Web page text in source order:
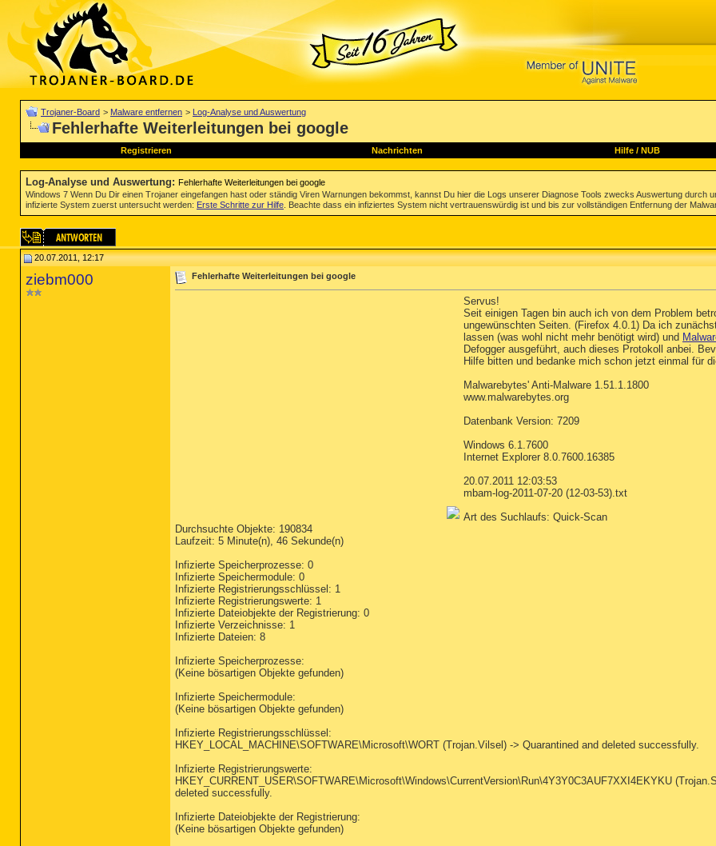
Trojaner-Board > Malware entfernen > Log-Analyse und Auswertung
Fehlerhafte Weiterleitungen bei google
Registrieren Nachrichten Hilfe/ NUB
Log-Analyse und Auswertung: Fehlerhafte Weiterleitungen bei google
Windows 7 Wenn Du Dir einen Trojaner eingefangen hast oder ständig Viren Warnungen bekommst, kannst Du hier die Logs unserer Diagnose Tools zwecks Auswertung
infizierte System zuerst untersucht werden: Erste Schritte zur Hilfe . Beachte dass ein infiziertes System nicht vertrauenswürdig ist und bis zur vollständigen Entfernung der
20.07.2011, 12:17
ziebm000 Fehlerhafte Weiterleitungen bei google
Servus!
Seit einigen Tagen bin auch ich von dem Problem
ungewünschten Seiten. (Firefox 4.0.1) Da ich
lassen (was wohl nicht mehr benötigt wird) und
Defogger ausgeführt, auch dieses Protokoll anbei.
Hilfe bitten und bedanke mich schon jetzt einmal für
Malwarebytes' Anti-Malware 1.51.1.1800
www.malwarebytes.org
Datenbank Version: 7209
Windows 6.1.7600
Internet Explorer 8.0.7600.16385
20.07.2011 12:03:53
mbam-log-2011-07-20 (12-03-53).txt
Art des Suchlaufs: Quick-Scan
Durchsuchte Objekte: 190834
Laufzeit: 5 Minute(n), 46 Sekunde(n)
Infizierte Speicherprozesse: 0
Infizierte Speichermodule: 0
Infizierte Registrierungsschlüssel: 1
Infizierte Registrierungswerte: 1
Infizierte Dateiobjekte der Registrierung: 0
Infizierte Verzeichnisse: 1
Infizierte Dateien: 8
Infizierte Speicherprozesse:
(Keine bösartigen Objekte gefunden)
Infizierte Speichermodule:
(Keine bösartigen Objekte gefunden)
Infizierte Registrierungsschlüssel:
HKEY_LOCAL_MACHINE\SOFTWARE\Microsoft\WORT (Trojan.Vilsel) -> Quarantined and deleted successfully.
Infizierte Registrierungswerte:
HKEY_CURRENT_USER\SOFTWARE\Microsoft\Windows\CurrentVersion\Run\4Y3Y0C3AUF7XXI4EKYKU
deleted successfully.
Infizierte Dateiobjekte der Registrierung:
(Keine bösartigen Objekte gefunden)